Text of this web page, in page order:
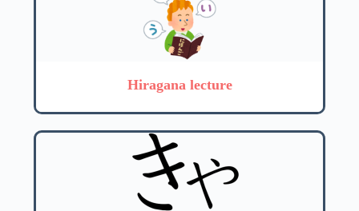
Hiragana lecture